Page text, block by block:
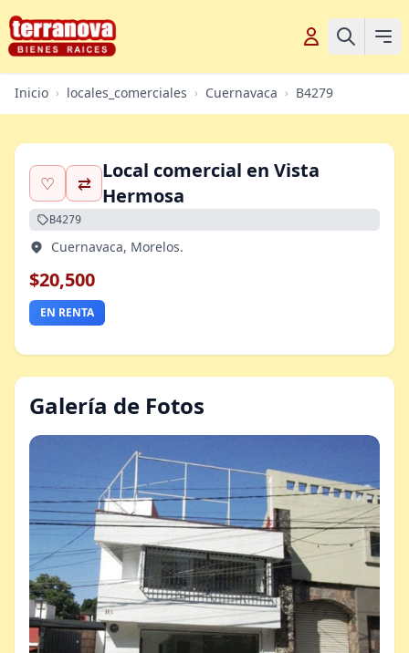
Inicio › locales_comerciales › Cuernavaca › B4279
♡ ⇄
Local comercial en Vista
Hermosa
B4279
Cuernavaca, Morelos.
$20,500
EN RENTA
Galería de Fotos